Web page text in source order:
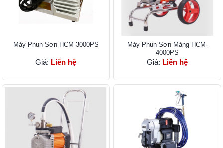
Máy Phun Sơn HCM​-3000PS
Giá: Liên hệ
Máy Phun Sơn Màng HCM-
4000PS
Giá: Liên hệ